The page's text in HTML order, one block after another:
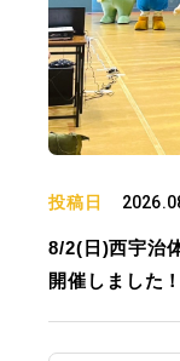
投稿日
8/2(日)西宇治
開催しました！